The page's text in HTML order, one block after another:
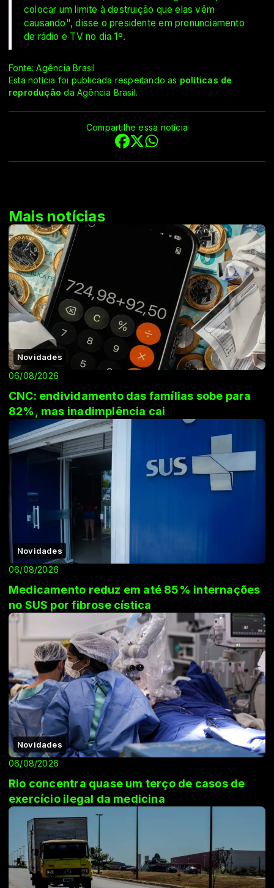
colocar um limite à destruição que elas vêm
causando", disse o presidente em pronunciamento
de rádio e TV no dia 1º.
Fonte: Agência Brasil
Esta notícia foi publicada respeitando as políticas de
reprodução da Agência Brasil.
Compartilhe essa notícia
Mais notícias
Novidades
06/08/2026
CNC: endividamento das famílias sobe para
82%, mas inadimplência cai
Novidades
06/08/2026
Medicamento reduz em até 85% internações
no SUS por fibrose cística
Novidades
06/08/2026
Rio concentra quase um terço de casos de
exercício ilegal da medicina